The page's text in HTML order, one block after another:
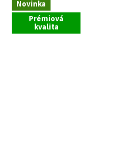
Novinka
Prémiová
kvalita